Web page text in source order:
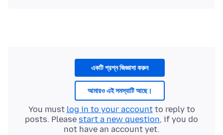
একটি প্রশ্ন জিজ্ঞাসা করুন
আমারও এই সমস্যাটি আছে।
You must log in to your accountto reply to
posts. Please start a new question, if you do
not have an account yet.